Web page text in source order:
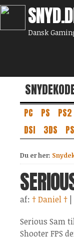
Dansk
PC PS PS2
DSI
3DS
Du er her:
af: † Daniel †
Serious Sam
Shooter FPS